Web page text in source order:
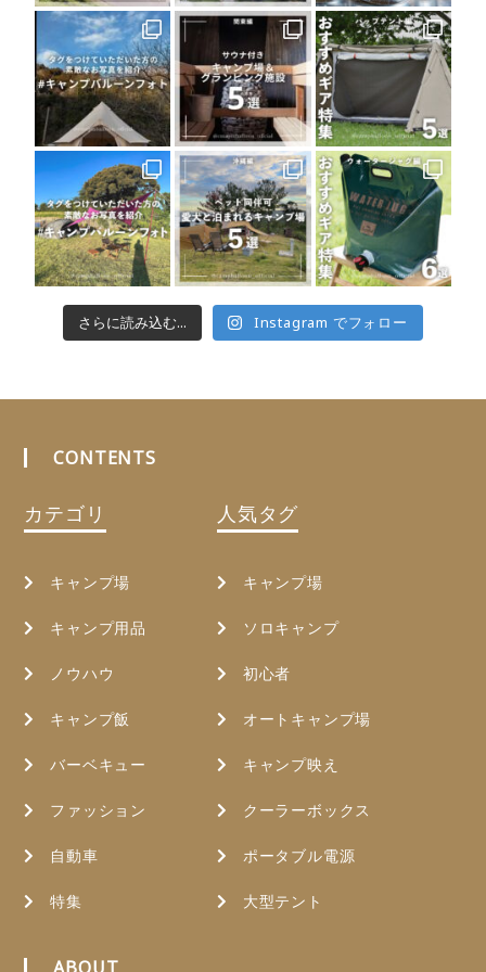
さらに読み込む... Instagram でフォロー
CONTENTS
カテゴリ
キャンプ場
キャンプ用品
ノウハウ
キャンプ飯
バーベキュー
ファッション
自動車
特集
人気タグ
キャンプ場
ソロキャンプ
初心者
オートキャンプ場
キャンプ映え
クーラーボックス
ポータブル電源
大型テント